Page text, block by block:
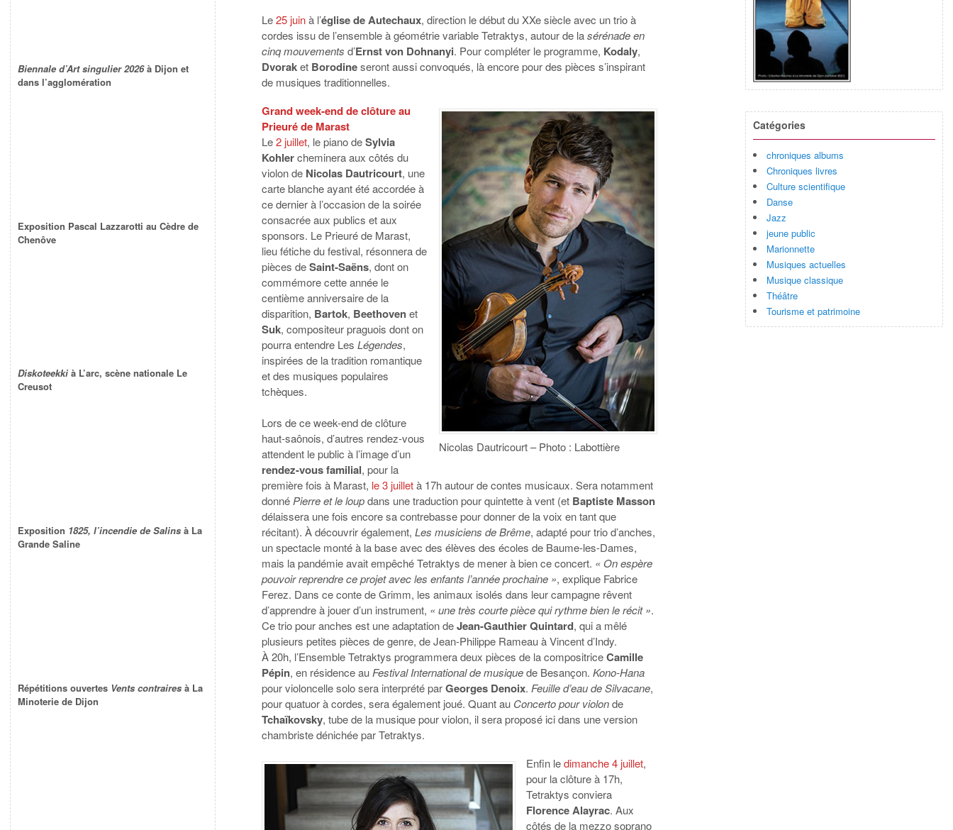
Le25 juinà l’église de Autechaux, direction le début du XXe siècle avec un trio à
cordes issu de l’ensemble à géométrie variable Tetraktys, autour de lasérénade en
cinq mouvementsd’Ernst von Dohnanyi. Pour compléter le programme, Kodaly,
Dvoraket Borodineseront aussi convoqués, là encore pour des pièces s’inspirant
de musiques traditionnelles.
Nicolas Dautricourt – Photo : Labottière
Grand week-end de clôture au
Prieuré de Marast
Le2 juillet, le piano deSylvia
Kohlercheminera aux côtés du
violon de Nicolas Dautricourt, une
carte blanche ayant été accordée à
ce dernier à l’occasion de la soirée
consacrée aux publics et aux
sponsors. Le Prieuré de Marast,
lieu fétiche du festival, résonnera de
pièces deSaint-Saëns, dont on
commémore cette année le
centième anniversaire de la
disparition, Bartok, Beethovenet
Suk, compositeur praguois dont on
pourra entendre Les Légendes,
inspirées de la tradition romantique
et des musiques populaires
tchèques.
Lors de ce week-end de clôture
haut-saônois, d’autres rendez-vous
attendent le public à l’image d’un
rendez-vous familial, pour la
première fois à Marast, le 3 juilletà 17h autour de contes musicaux. Sera notamment
donnéPierre et le loupdans une traduction pour quintette à vent (et Baptiste Masson
délaissera une fois encore sa contrebasse pour donner de la voix en tant que
récitant). À découvrir également,Les musiciens de Brême, adapté pour trio d’anches,
un spectacle monté à la base avec des élèves des écoles de Baume-les-Dames,
mais la pandémie avait empêché Tetraktys de mener à bien ce concert. « On espère
pouvoir reprendre ce projet avec les enfants l’année prochaine », explique Fabrice
Ferez. Dans ce conte de Grimm, les animaux isolés dans leur campagne rêvent
d’apprendre à jouer d’un instrument, « une très courte pièce qui rythme bien le récit ».
Ce trio pour anches est une adaptation deJean-Gauthier Quintard, qui a mêlé
plusieurs petites pièces de genre, de Jean-Philippe Rameau à Vincent d’Indy.
À 20h, l’Ensemble Tetraktys programmera deux pièces de la compositriceCamille
Pépin, en résidence auFestival International de musiquede Besançon.Kono-Hana
pour violoncelle solo sera interprété parGeorges Denoix.Feuille d’eau de Silvacane,
pour quatuor à cordes, sera également joué. Quant au Concerto pour violonde
Tchaïkovsky, tube de la musique pour violon, il sera proposé ici dans une version
chambriste dénichée par Tetraktys.
Enfin ledimanche 4 juillet,
pour la clôture à 17h,
Tetraktys conviera
Florence Alayrac. Aux
côtés de la mezzo soprano
Catégories
chroniques albums
Chroniques livres
Culture scientifique
Danse
Jazz
jeune public
Marionnette
Musiques actuelles
Musique classique
Théâtre
Tourisme et patrimoine
Biennale d’Art singulier 2026à Dijon et
dans l’agglomération
Exposition Pascal Lazzarotti au Cèdre de
Chenôve
Diskoteekki à L’arc, scène nationale Le
Creusot
Exposition 1825, l’incendie de Salins à La
Grande Saline
Répétitions ouvertes Vents contraires à La
Minoterie de Dijon